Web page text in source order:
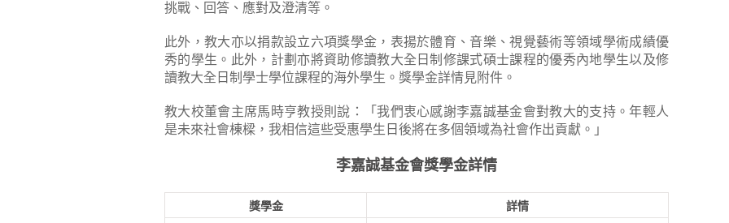
挑戰、回答、應對及澄清等。
此外，教大亦以捐款設立六項獎學金，表揚於體育、音樂、視覺藝術等領域學術成績優
秀的學生。此外，計劃亦將資助修讀教大全日制修課式碩士課程的優秀內地學生以及修
讀教大全日制學士學位課程的海外學生。獎學金詳情見附件。
教大校董會主席馬時亨教授則說：「我們衷心感謝李嘉誠基金會對教大的支持。年輕人
是未來社會棟樑，我相信這些受惠學生日後將在多個領域為社會作出貢獻。」
李嘉誠基金會獎學金詳情
獎學金 詳情